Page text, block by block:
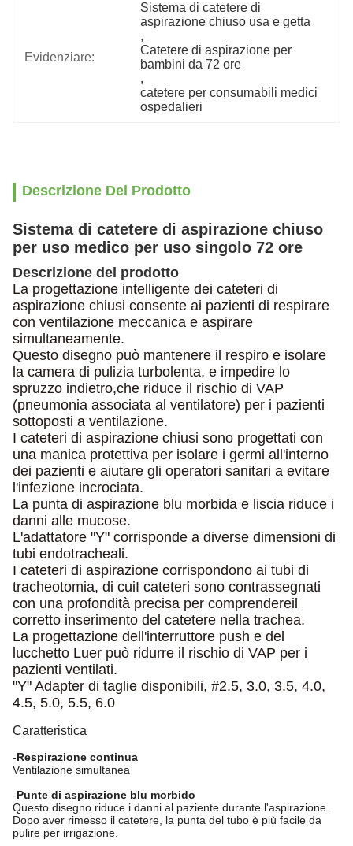
Evidenziare:
Sistema di catetere di
aspirazione chiuso usa e getta
,
Catetere di aspirazione per
bambini da 72 ore
,
catetere per consumabili medici
ospedalieri
Descrizione Del Prodotto
Sistema di catetere di aspirazione chiuso
per uso medico per uso singolo 72 ore
Descrizione del prodotto
La progettazione intelligente dei cateteri di
aspirazione chiusi consente ai pazienti di respirare
con ventilazione meccanica e aspirare
simultaneamente.
Questo disegno può mantenere il respiro e isolare
la camera di pulizia turbolenta, e impedire lo
spruzzo indietro,che riduce il rischio di VAP
(pneumonia associata al ventilatore) per i pazienti
sottoposti a ventilazione.
I cateteri di aspirazione chiusi sono progettati con
una manica protettiva per isolare i germi all'interno
dei pazienti e aiutare gli operatori sanitari a evitare
l'infezione incrociata.
La punta di aspirazione blu morbida e liscia riduce i
danni alle mucose.
L'adattatore "Y" corrisponde a diverse dimensioni di
tubi endotracheali.
I cateteri di aspirazione corrispondono ai tubi di
tracheotomia, di cuiI cateteri sono contrassegnati
con una profondità precisa per comprendereil
corretto inserimento del catetere nella trachea.
La progettazione dell'interruttore push e del
lucchetto Luer può ridurre il rischio di VAP per i
pazienti ventilati.
"Y" Adapter di taglie disponibili, #2.5, 3.0, 3.5, 4.0,
4.5, 5.0, 5.5, 6.0
Caratteristica
-Respirazione continua
Ventilazione simultanea
-Punte di aspirazione blu morbido
Questo disegno riduce i danni al paziente durante l'aspirazione.
Dopo aver rimesso il catetere, la punta del tubo è più facile da
pulire per irrigazione.